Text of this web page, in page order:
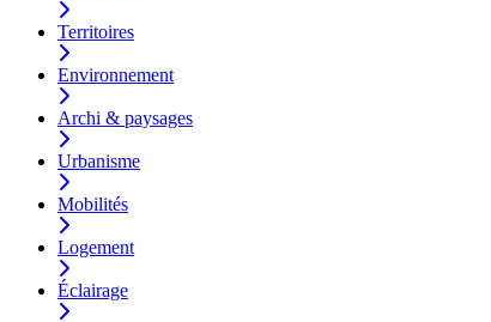
Territoires
Environnement
Archi & paysages
Urbanisme
Mobilités
Logement
Éclairage